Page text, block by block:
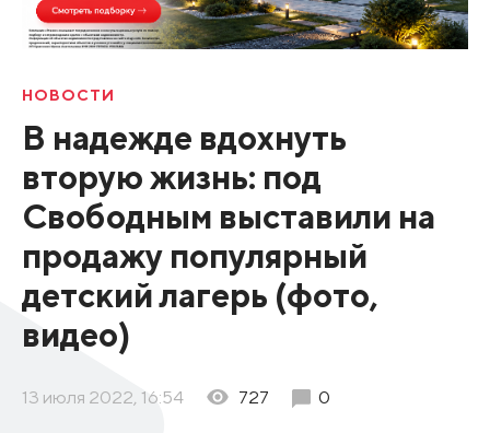
НОВОСТИ
В надежде вдохнуть
вторую жизнь: под
Свободным выставили на
продажу популярный
детский лагерь (фото,
видео)
13 июля 2022, 16:54 727 0